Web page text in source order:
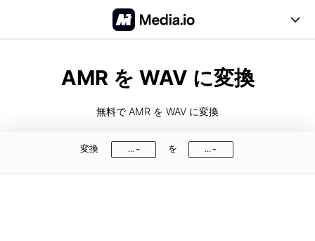
AMR を WAV に変換
無料で AMR を WAV に変換
変換 ... を ...